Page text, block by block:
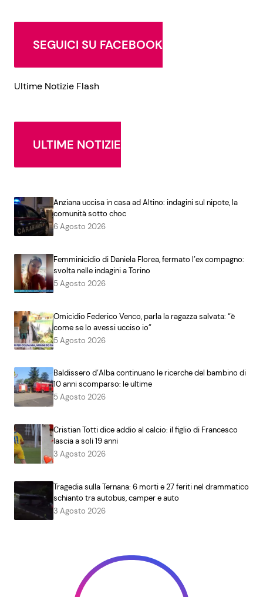
SEGUICI SU FACEBOOK
Ultime Notizie Flash
ULTIME NOTIZIE
Anziana uccisa in casa ad Altino: indagini sul nipote, la
comunità sotto choc
6 Agosto 2026
Femminicidio di Daniela Florea, fermato l’ex compagno:
svolta nelle indagini a Torino
5 Agosto 2026
Omicidio Federico Venco, parla la ragazza salvata: “è
come se lo avessi ucciso io”
5 Agosto 2026
Baldissero d’Alba continuano le ricerche del bambino di
10 anni scomparso: le ultime
5 Agosto 2026
Cristian Totti dice addio al calcio: il figlio di Francesco
lascia a soli 19 anni
3 Agosto 2026
Tragedia sulla Ternana: 6 morti e 27 feriti nel drammatico
schianto tra autobus, camper e auto
3 Agosto 2026